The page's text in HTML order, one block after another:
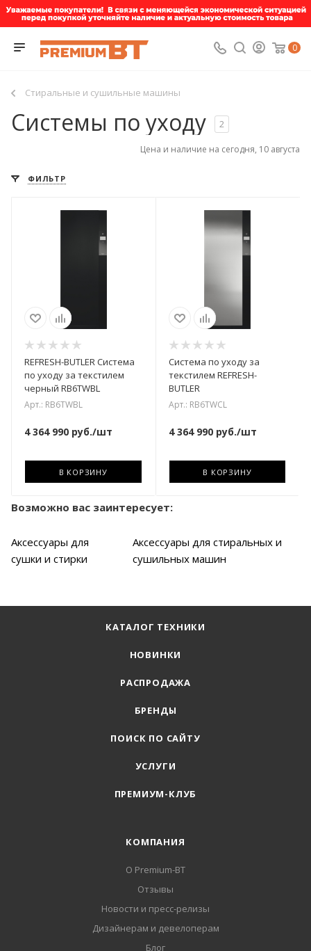
0
Стиральные и сушильные машины
Системы по уходу 2
Цена и наличие на сегодня, 10 августа
ФИЛЬТР
REFRESH-BUTLER Система
по уходу за текстилем
черный RB6TWBL
Арт.: RB6TWBL
4 364 990 руб./шт
В КОРЗИНУ
Система по уходу за
текстилем REFRESH-
BUTLER
Арт.: RB6TWCL
4 364 990руб./шт
В КОРЗИНУ
Возможно вас заинтересует:
Аксессуары для
сушки и стирки
Аксессуары для стиральных и
сушильных машин
КАТАЛОГ ТЕХНИКИ
НОВИНКИ
РАСПРОДАЖА
БРЕНДЫ
ПОИСК ПО САЙТУ
УСЛУГИ
ПРЕМИУМ-КЛУБ
КОМПАНИЯ
О Premium-BT
Отзывы
Новости и пресс-релизы
Дизайнерам и девелоперам
Блог